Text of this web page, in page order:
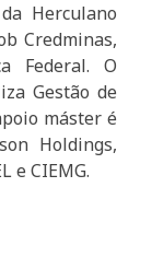
Herculano
Credminas,
Federal. O
Gestão de
máster é
Holdings,
e CIEMG.